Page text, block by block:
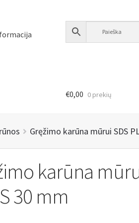
€0,00 0 prekių
Gręžimo karūna mūrui SDS
karūna
30 mm